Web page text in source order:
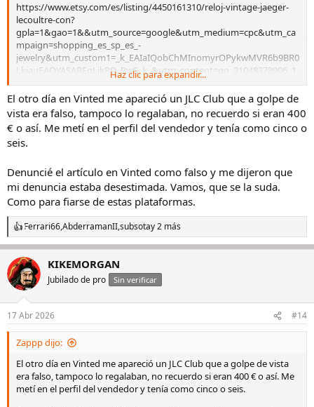
https://www.etsy.com/es/listing/4450161310/reloj-vintage-jaeger-
lecoultre-con?
gpla=1&gao=1&&utm_source=google&utm_medium=cpc&utm_ca
mpaign=shopping_es_sp_es_-
jewelry&utm_custom1=_k_EAIaIQobChMInomyrOPykwMVR6b9BR0
LkiauEAQYASABEgLikPD_BwE_k_&utm_content=go_21048378906_1
71879653687_715362528655_pla-
295491029933_c__4450161310eses_432415314&utm_custom2=2104
8378906&gad_source=1&gad_campaignid=21048378906&gbraid=0
AAAAADutTMdvm4WYW4oFG935bMN1stnZi&gclid=EAIaIQobChMI
nomyrOPykwMVR6b9BR0LkiauEAQYASABEgLikPD_BwE
Haz clic para expandir...
El otro día en Vinted me apareció un JLC Club que a golpe de
vista era falso, tampoco lo regalaban, no recuerdo si eran 400
€ o así. Me metí en el perfil del vendedor y tenía como cinco o
seis.
Denuncié el artículo en Vinted como falso y me dijeron que
mi denuncia estaba desestimada. Vamos, que se la suda.
Como para fiarse de estas plataformas.
R
e
a
c
c
i
e
s
Ferrari66,AbderramanII,subsotay 2 más
KIKEMORGAN
Jubilado de pro Sin verificar
17 Abr 2026 #14
Zappp dijo:
El otro día en Vinted me apareció un JLC Club que a golpe de vista
era falso, tampoco lo regalaban, no recuerdo si eran 400 € o así. Me
metí en el perfil del vendedor y tenía como cinco o seis.